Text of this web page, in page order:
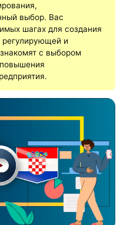
выбор. Вас
шагах для создания
регулирующей и
с выбором